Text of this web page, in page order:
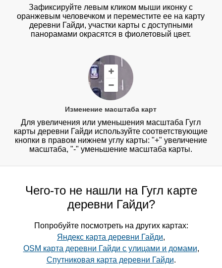
Зафиксируйте левым кликом мыши иконку с
оранжевым человечком и переместите ее на карту
деревни Гайди, участки карты с доступными
панорамами окрасятся в фиолетовый цвет.
Изменение масштаба карт
Для увеличения или уменьшения масштаба Гугл
карты деревни Гайди используйте соответствующие
кнопки в правом нижнем углу карты: "+" увеличение
масштаба, "-" уменьшение масштаба карты.
Чего-то не нашли на Гугл карте
деревни Гайди?
Попробуйте посмотреть на других картах:
Яндекс карта деревни Гайди,
OSM карта деревни Гайди с улицами и домами,
Спутниковая карта деревни Гайди.